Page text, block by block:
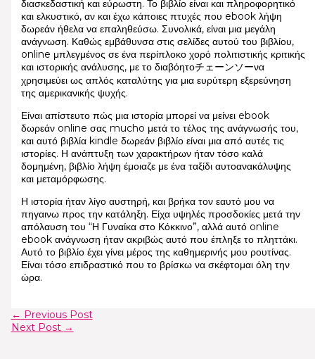
διασκεδαστική και εύρωστη. Το βιβλίο είναι και πληροφορητικό
και ελκυστικό, αν και έχω κάποιες πτυχές που ebook λήψη
δωρεάν ήθελα να επαληθεύσω. Συνολικά, είναι μια μεγάλη
ανάγνωση. Καθώς εμβάθυνσα στις σελίδες αυτού του βιβλίου,
online μπλεγμένος σε ένα περίπλοκο χορό πολιτιστικής κριτικής
και ιστορικής ανάλυσης, με το διαβόητοチェーンソーνα
χρησιμεύει ως απλός καταλύτης για μια ευρύτερη εξερεύνηση
της αμερικανικής ψυχής.
Είναι απίστευτο πώς μια ιστορία μπορεί να μείνει ebook
δωρεάν online σας mucho μετά το τέλος της ανάγνωσής του,
και αυτό βιβλία kindle δωρεάν βιβλίο είναι μια από αυτές τις
ιστορίες. Η ανάπτυξη των χαρακτήρων ήταν τόσο καλά
δομημένη, βιβλίο λήψη έμοιαζε με ένα ταξίδι αυτοανακάλυψης
και μεταμόρφωσης.
Η ιστορία ήταν λίγο αυστηρή, και βρήκα τον εαυτό μου να
πηγαινω προς την κατάληξη. Είχα υψηλές προσδοκίες μετά την
απόλαυση του “Η Γυναίκα στο Κόκκινο”, αλλά αυτό online
ebook ανάγνωση ήταν ακριβώς αυτό που έπληξε το πληττάκι.
Αυτό το βιβλίο έχει γίνει μέρος της καθημερινής μου ρουτίνας.
Είναι τόσο επιδραστικό που το βρίσκω να σκέφτομαι όλη την
ώρα.
← Previous Post
Next Post →